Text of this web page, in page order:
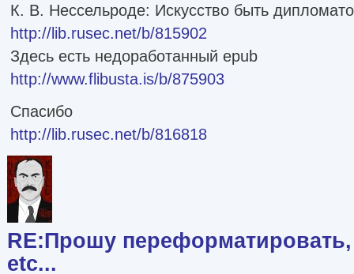
К. В. Нессельроде: Искусство быть
http://lib.rusec.net/b/815902
Здесь есть недоработанный epub
http://www.flibusta.is/b/875903
Спасибо
http://lib.rusec.net/b/816818
RE:Прошу переформатировать,
etc...